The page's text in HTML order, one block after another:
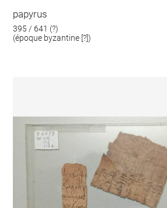
papyrus
395 / 641 (?)
(époque byzantine [?])